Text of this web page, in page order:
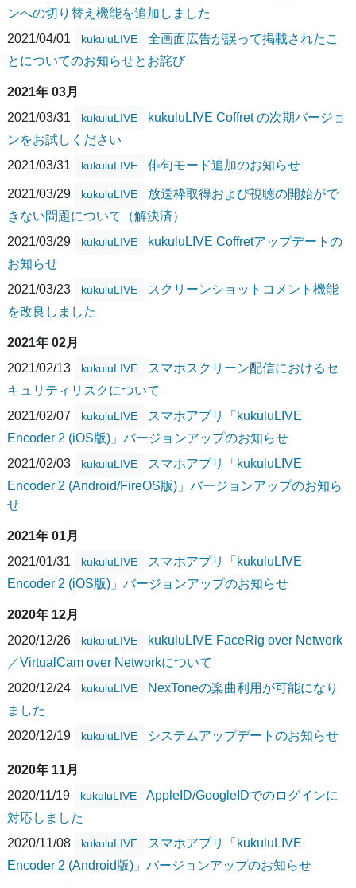
ンへの切り替え機能を追加しました
2021/04/01
kukuluLIVE
全画面広告が誤って掲載されたこ
とについてのお知らせとお詫び
2021年 03月
2021/03/31
kukuluLIVE
kukuluLIVE Coffret の次期バージョ
ンをお試しください
2021/03/31
kukuluLIVE 俳句モード追加のお知らせ
2021/03/29 kukuluLIVE
放送枠取得および視聴の開始がで
きない問題について（解決済）
2021/03/29
kukuluLIVE
kukuluLIVE Coffretアップデートの
お知らせ
2021/03/23
kukuluLIVE
スクリーンショットコメント機能
を改良しました
2021年 02月
2021/02/13
kukuluLIVE
スマホスクリーン配信におけるセ
キュリティリスクについて
2021/02/07
kukuluLIVE
スマホアプリ「kukuluLIVE
Encoder 2 (iOS版)」バージョンアップのお知らせ
2021/02/03
kukuluLIVE
スマホアプリ「kukuluLIVE
Encoder 2 (Android/FireOS版)」バージョンアップのお知ら
せ
2021年 01月
2021/01/31
kukuluLIVE
スマホアプリ「kukuluLIVE
Encoder 2 (iOS版)」バージョンアップのお知らせ
2020年 12月
2020/12/26
kukuluLIVE
kukuluLIVE FaceRig over Network
／VirtualCam over Networkについて
2020/12/24
kukuluLIVE
NexToneの楽曲利用が可能になり
ました
2020/12/19
kukuluLIVE システムアップデートのお知らせ
2020年 11月
2020/11/19
kukuluLIVE
AppleID/GoogleIDでのログインに
対応しました
2020/11/08
kukuluLIVE
スマホアプリ「kukuluLIVE
Encoder 2 (Android版)」バージョンアップのお知らせ